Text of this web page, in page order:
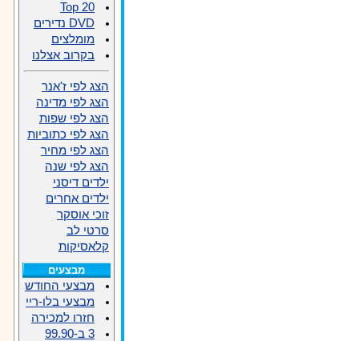
Top 20
DVD נדירים
מומלצים
בקרוב אצלנו
הצג לפי ז'אנר
הצג לפי מדינה
הצג לפי שפות
הצג לפי כתוביות
הצג לפי מחיר
הצג לפי שנה
ילדים דיסני
ילדים אחרים
זוכי אוסקר
סרטי לב
קלאסיקות
מבצעים
מבצעי החודש
מבצעי בלו-ריי
חזרו למכירה
3 ב-99.90